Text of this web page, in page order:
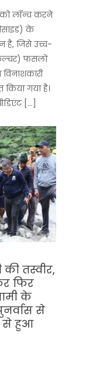
को लॉन्च करने
के
है, जिसे उच्च-
फसलों
गया है।
[…]
तस्वीर,
फिर
के
से
से हुआ